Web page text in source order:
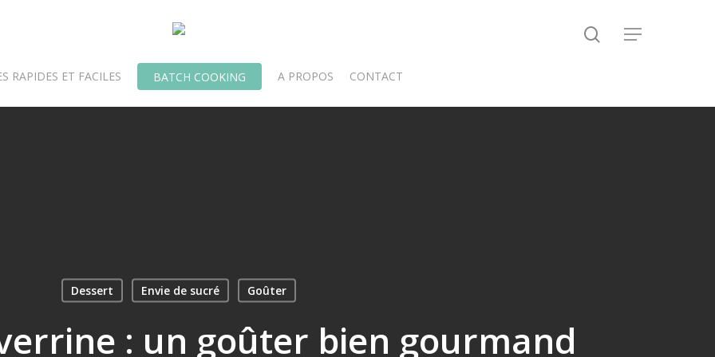
Menu
RAPIDES ET FACILES BATCH COOKING A PROPOS CONTACT
Dessert Envie de sucré Goûter
: un goûter bien gourmand